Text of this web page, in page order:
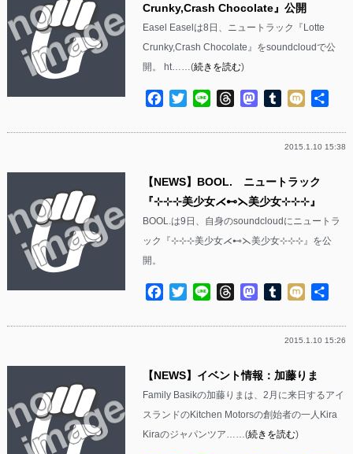
Crunky,Crash Chocolate』公開
Easel Easelは8日、ニュートラック『Lotte
Crunky,Crash Chocolate』をsoundcloudで公
開。 ht……(続きを読む)
Facebook
TwitterLine ThreadsMastodon
Tumblr
Mixi
2015.1.10 15:38
【NEWS】BOOL. ニュートラック
『⊹⊹⊹美少女⋌⊷⋋美少女⊹⊹⊹』
BOOL.は9日、自身のsoundcloudにニュートラ
ック『⊹⊹⊹美少女⋌⊷⋋美少女⊹⊹⊹』を公
開。
Facebook
TwitterLine ThreadsMastodon
Tumblr
Mixi
2015.1.10 15:26
【NEWS】イベント情報：加藤りま
Family Basikの加藤りまは、2月に来日するアイ
スランドのKitchen Motorsの創始者の一人Kira
Kiraのジャパンツア……(続きを読む)